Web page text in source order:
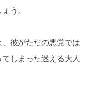
う。
彼がただの悪党では
しまった迷える大人